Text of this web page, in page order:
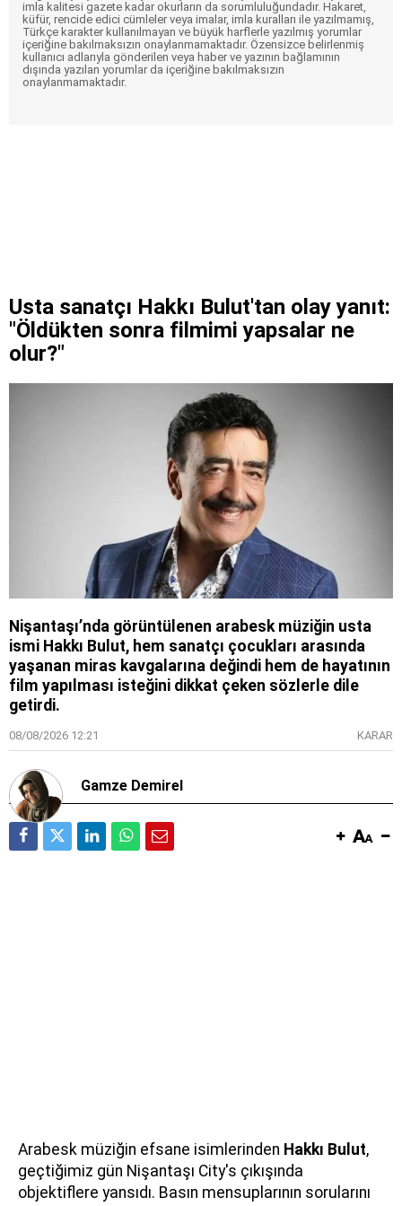
imla kalitesi gazete kadar okurların da sorumluluğundadır. Hakaret,
küfür, rencide edici cümleler veya imalar, imla kuralları ile yazılmamış,
Türkçe karakter kullanılmayan ve büyük harflerle yazılmış yorumlar
içeriğine bakılmaksızın onaylanmamaktadır. Özensizce belirlenmiş
kullanıcı adlarıyla gönderilen veya haber ve yazının bağlamının
dışında yazılan yorumlar da içeriğine bakılmaksızın
onaylanmamaktadır.
Usta sanatçı Hakkı Bulut'tan olay yanıt:
"Öldükten sonra filmimi yapsalar ne
olur?"
Nişantaşı’nda görüntülenen arabesk müziğin usta
ismi Hakkı Bulut, hem sanatçı çocukları arasında
yaşanan miras kavgalarına değindi hem de hayatının
film yapılması isteğini dikkat çeken sözlerle dile
getirdi.
08/08/2026 12:21 KARAR
Gamze Demirel
Arabesk müziğin efsane isimlerinden Hakkı Bulut,
geçtiğimiz gün Nişantaşı City's çıkışında
objektiflere yansıdı. Basın mensuplarının sorularını